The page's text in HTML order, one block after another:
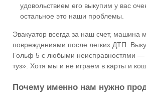
удовольствием его выкупим у вас
остальное это наши проблемы.
Эвакуатор всегда за наш счет, машина
повреждениями после легких ДТП.
Гольф 5 с любыми неисправностями —
туз». Хотя мы и не играем в карты и
Почему именно нам нужно